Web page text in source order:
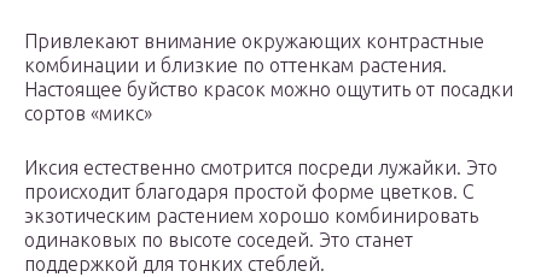
Привлекают внимание окружающих контрастные
комбинации и близкие по оттенкам растения.
Настоящее буйство красок можно ощутить от посадки
сортов «микс»
Иксия естественно смотрится посреди лужайки. Это
происходит благодаря простой форме цветков. С
экзотическим растением хорошо комбинировать
одинаковых по высоте соседей. Это станет
поддержкой для тонких стеблей.